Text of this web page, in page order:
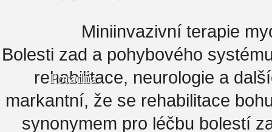
Poradňa
Miniinvazivní terapie
Bolesti zad a pohybového
rehabilitace, neurologie a
markantní, že se rehabilitace
synonymem pro léčbu bolestí